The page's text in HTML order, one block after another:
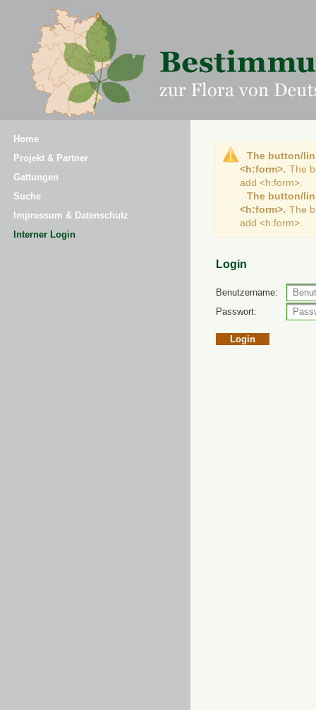
Home
Projekt & Partner
Gattungen
Suche
Impressum & Datenschutz
Interner Login
The button/
<h:form>. The
add <h:form>.
The button/
<h:form>. The
add <h:form>.
Login
Benutzername:
Passwort: